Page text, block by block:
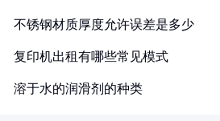
不锈钢材质厚度允许误差是多少
复印机出租有哪些常见模式
溶于水的润滑剂的种类